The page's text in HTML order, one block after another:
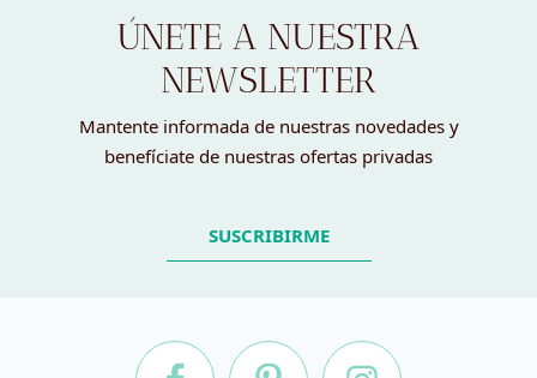
ÚNETE A NUESTRA
NEWSLETTER
Mantente informada de nuestras novedades y
benefíciate de nuestras ofertas privadas
SUSCRIBIRME